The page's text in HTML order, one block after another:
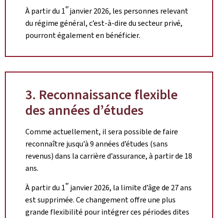
À partir du 1erjanvier 2026, les personnes relevant
du régime général, c’est-à-dire du secteur privé,
pourront également en bénéficier.
3. Reconnaissance flexible
des années d’études
Comme actuellement, il sera possible de faire
reconnaître jusqu’à 9 années d’études (sans
revenus) dans la carrière d’assurance, à partir de 18
ans.
À partir du 1er janvier 2026, la limite d’âge de 27 ans
est supprimée. Ce changement offre une plus
grande flexibilité pour intégrer ces périodes dites